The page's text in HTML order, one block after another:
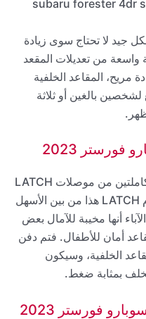
جيد لا تحتاج سوى زيادة
من تعديلات المقعد
مريح، المقاعد الخلفية
بالغين أو ثلاثة
2023
يحتوي Forester على مجموعتين كاملتين من موصلات LATCH
للمقاعد الخلفية الخارجية. يعد نظام LATCH هذا من بين الأسهل
أنها مخيبة للآمال بعض
أمان للأطفال. فتم دفن
الخلفية، وسيكون
بمثابة ضغط.
فورستر 2023